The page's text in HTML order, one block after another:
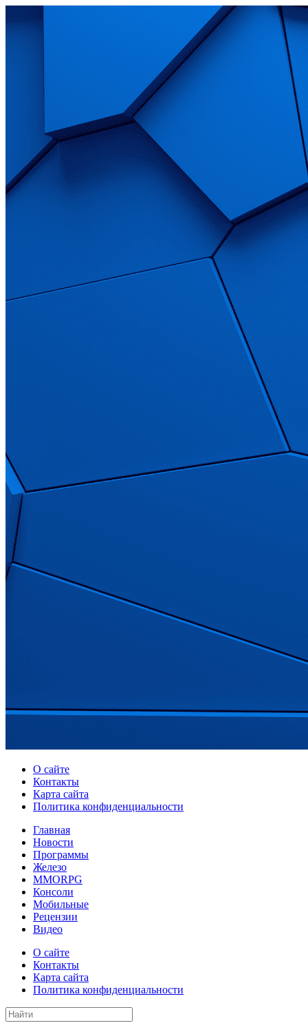
О сайте
Контакты
Карта сайта
Политика конфиденциальности
Главная
Новости
Программы
Железо
MMORPG
Консоли
Мобильные
Рецензии
Видео
О сайте
Контакты
Карта сайта
Политика конфиденциальности